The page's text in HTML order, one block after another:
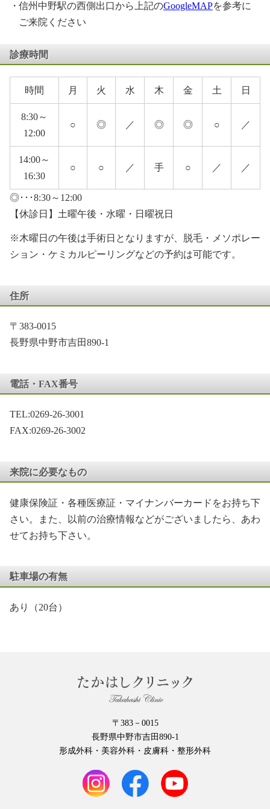
信州中野駅の西側出口から上記のGoogleMAPを参考に
ご来院ください
診療時間
時間 月 火 水 木 金 土 日
8:30～
12:00
○ ◎ ／ ◎ ◎ ○ ／
14:00～
16:30
○ ○ ／ 手 ○ ／ ／
◎･･･8:30～12:00
【休診日】土曜午後・水曜・日曜祝日
※木曜日の午後は手術日となりますが、脱毛・メソポレー
ション・ケミカルピーリングなどの予約は可能です。
住所
〒383-0015
長野県中野市吉田890-1
電話・FAX番号
TEL:0269-26-3001
FAX:0269-26-3002
来院に必要なもの
健康保険証・各種医療証・マイナンバーカードをお持ち下
さい。また、以前の治療情報などがございましたら、あわ
せてお持ち下さい。
駐車場の有無
あり（20台）
〒383－0015
長野県中野市吉田890-1
形成外科・美容外科・皮膚科・整形外科